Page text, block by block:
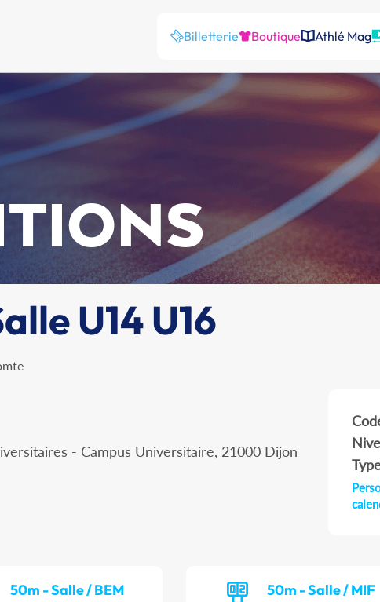
Billetterie Boutique Athlé Mag
U14 U16
- Campus Universitaire, 21000 Dijon
50m - Salle / BEM 50m - Salle / MIF